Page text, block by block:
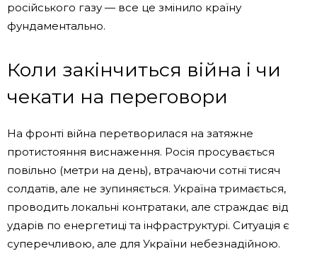
російського газу — все це змінило країну
фундаментально.
Коли закінчиться війна і чи
чекати на переговори
На фронті війна перетворилася на затяжне
протистояння виснаження. Росія просувається
повільно (метри на день), втрачаючи сотні тисяч
солдатів, але не зупиняється. Україна тримається,
проводить локальні контратаки, але страждає від
ударів по енергетиці та інфраструктурі. Ситуація є
суперечливою, але для України небезнадійною.